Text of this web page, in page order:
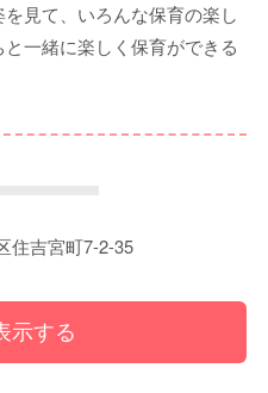
見て、いろんな保育の楽し
一緒に楽しく保育ができる
住吉宮町7-2-35
示する